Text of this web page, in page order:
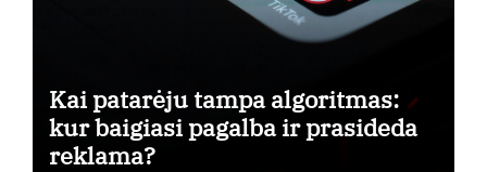
Kai patarėju tampa algoritmas:
kur baigiasi pagalba ir prasideda
reklama?